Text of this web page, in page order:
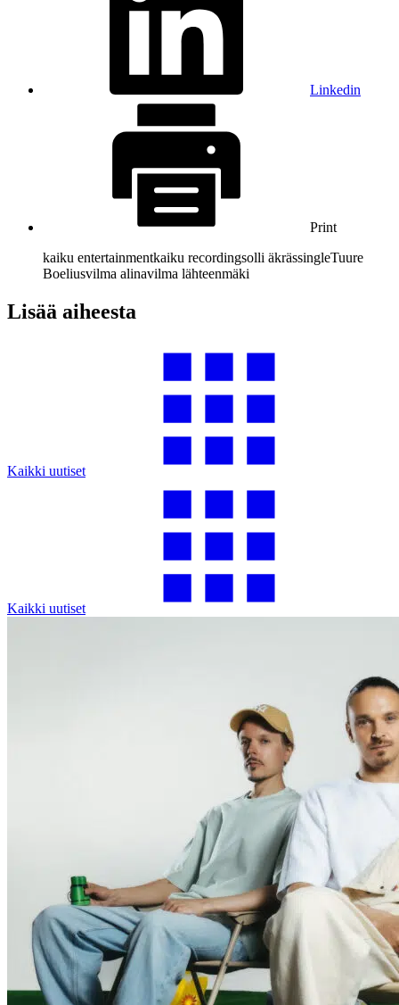
Linkedin
Print
kaiku entertainmentkaiku recordingsolli äkrässingleTuure
Boeliusvilma alinavilma lähteenmäki
Lisää aiheesta
Kaikki uutiset
Kaikki uutiset